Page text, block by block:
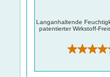
Langanhaltende
patentierter Wirkstoff-
(1192)